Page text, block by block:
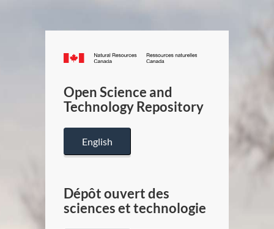
Canada.ca
/
Canada
Open Science and
Technology Repository
English
Dépôt ouvert des
sciences et technologie